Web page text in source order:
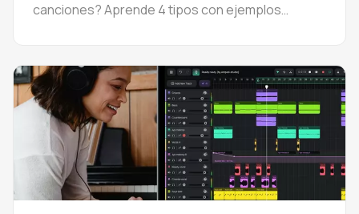
canciones? Aprende 4 tipos con ejemplos